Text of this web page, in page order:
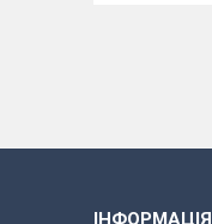
ІНФОРМАЦІЯ